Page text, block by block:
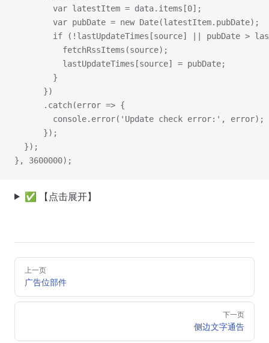
        var latestItem = data.items[0];
        var pubDate = new Date(latestItem.pubDate);
if (!lastUpdateTimes[source] || pubDate >
          fetchRssItems(source);
          lastUpdateTimes[source] = pubDate;
        }
      })
      .catch(error => {
        console.error('Update check error:', error);
      });
  });
}, 3600000);
✅ 【点击展开】
Pager上一页
广告位部件
下一页
侧边文字通告